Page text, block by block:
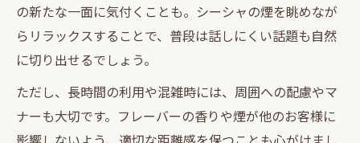
カップルに人気のソファ席付きシーシャ空
間
個室や貸切で楽しむ渋谷のシーシャ体験方
法
の新たな一面に気付くことも。シーシャの煙を眺めなが
らリラックスすることで、普段は話しにくい話題も自然
に切り出せるでしょう。
ただし、長時間の利用や混雑時には、周囲への配慮やマ
ナーも大切です。フレーバーの香りや煙が他のお客様に